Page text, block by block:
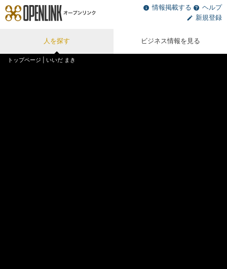
人を探す ビジネス情報を見る
情報掲載する
ヘルプ
新規登録
トップページ | いいだ まき